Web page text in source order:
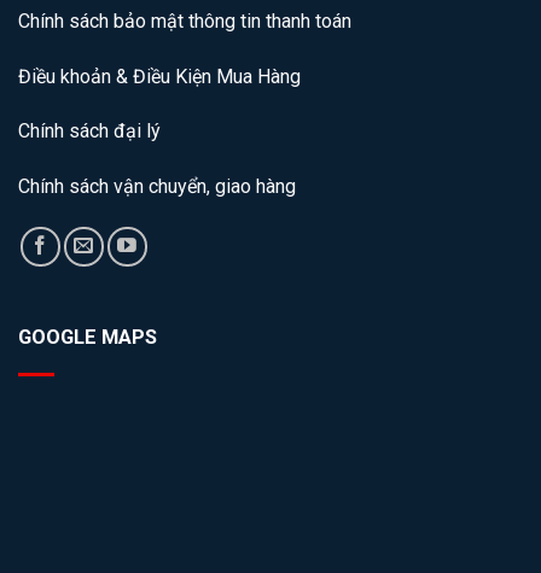
Chính sách bảo mật thông tin thanh toán
Điều khoản & Điều Kiện Mua Hàng
Chính sách đại lý
Chính sách vận chuyển, giao hàng
GOOGLE MAPS